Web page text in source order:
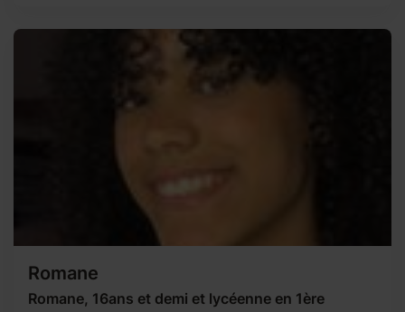
Romane
Romane, 16ans et demi et lycéenne en 1ère